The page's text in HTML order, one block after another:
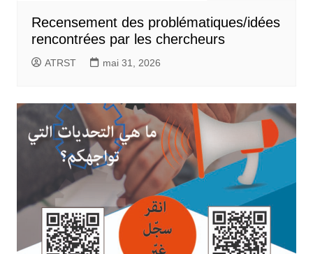
Recensement des problématiques/idées
rencontrées par les chercheurs
ATRST mai 31, 2026